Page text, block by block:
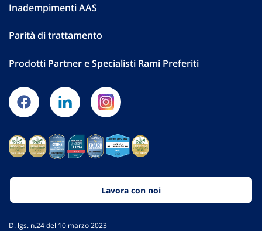
Inadempimenti AAS
Parità di trattamento
Prodotti Partner e Specialisti Rami Preferiti
Lavora con noi
D. lgs. n.24 del 10 marzo 2023